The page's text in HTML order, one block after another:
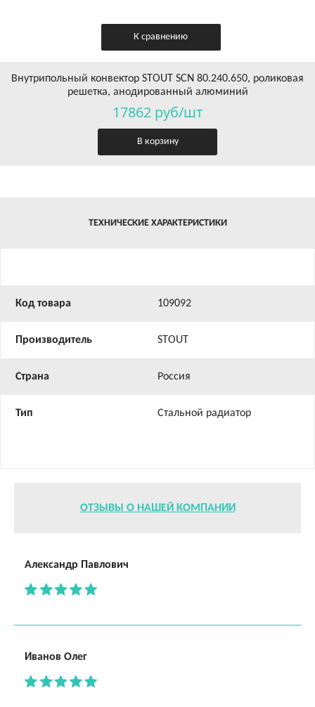
К сравнению
Внутрипольный конвектор STOUT SCN 80.240.650, роликовая
решетка, анодированный алюминий
17862 руб/шт
В корзину
ТЕХНИЧЕСКИЕ ХАРАКТЕРИСТИКИ
Код товара 109092
Производитель STOUT
Страна Россия
Тип Стальной радиатор
ОТЗЫВЫ О НАШЕЙ КОМПАНИИ
Александр Павлович
Иванов Олег